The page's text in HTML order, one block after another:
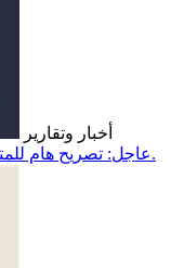
أخبار وتقارير
عاجل: تصريح هام للمتحدث الرسمي بإسم القوات المسلحة اليمنية.